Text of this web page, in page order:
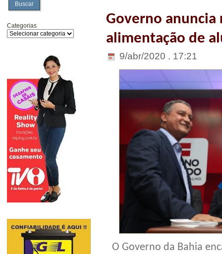
Buscar
Categorias
Governo anuncia
alimentação de
9/abr/2020 . 17:21
O Governo da Bahia